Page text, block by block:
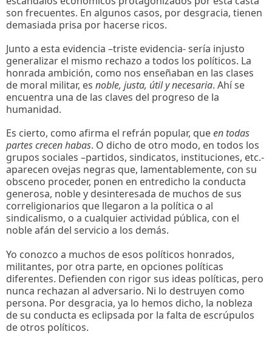
son frecuentes. En algunos casos, por desgracia, tienen
demasiada prisa por hacerse ricos.
Junto a esta evidencia –triste evidencia- sería injusto
generalizar el mismo rechazo a todos los políticos. La
honrada ambición, como nos enseñaban en las clases
de moral militar, es noble, justa, útil y necesaria. Ahí se
encuentra una de las claves del progreso de la
humanidad.
Es cierto, como afirma el refrán popular, queen todas
partes crecen habas. O dicho de otro modo, en todos los
grupos sociales –partidos, sindicatos, instituciones, etc.-
aparecen ovejas negras que, lamentablemente, con su
obsceno proceder, ponen en entredicho la conducta
generosa, noble y desinteresada de muchos de sus
correligionarios que llegaron a la política o al
sindicalismo, o a cualquier actividad pública, con el
noble afán del servicio a los demás.
Yo conozco a muchos de esos políticos honrados,
militantes, por otra parte, en opciones políticas
diferentes. Defienden con rigor sus ideas políticas, pero
nunca rechazan al adversario. Ni lo destruyen como
persona. Por desgracia, ya lo hemos dicho, la nobleza
de su conducta es eclipsada por la falta de escrúpulos
de otros políticos.